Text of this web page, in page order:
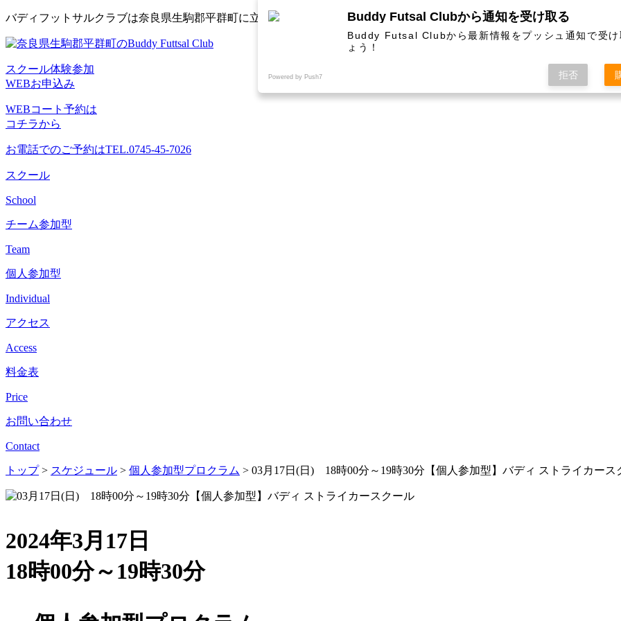
コ
テ
ツ
へ
ス
キ
プ
バディフットサルクラブは奈良県生駒郡平群町に立地するフットサル施設です。
スクール体験参加
WEBお申込み
WEBコート予約は
コチラから
お電話でのご予約はTEL.0745-45-7026
スクール
School
チーム参加型
Team
個人参加型
Individual
アクセス
Access
料金表
Price
お問い合わせ
Contact
トップ> スケジュール > 個人参加型プロクラム > 03月17日(日) 18時00分～19時30分【個人参加型】バディ ストライカース
2024年3月17日
18時00分～19時30分
Buddy Futsal Clubから通知を受け取る
Buddy Futsal Clubから最新情報をプッシュ通知で受け
ょう！
Powered by Push7 拒否